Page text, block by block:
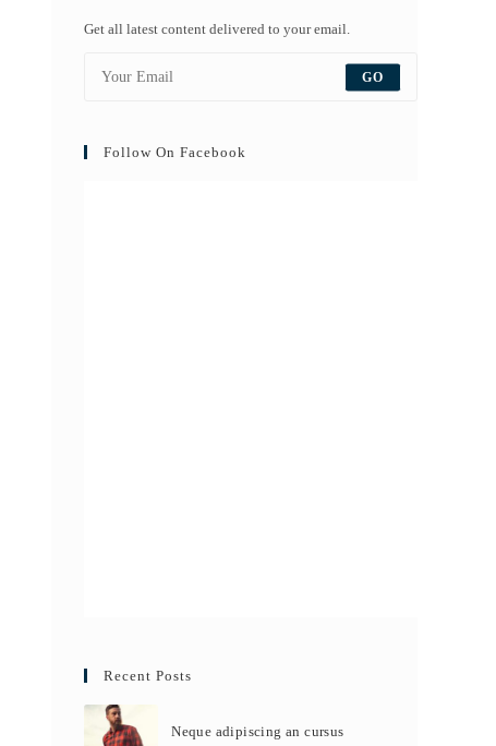
Get all latest content delivered to your email.
GO
Follow On Facebook
Recent Posts
Neque adipiscing an cursus